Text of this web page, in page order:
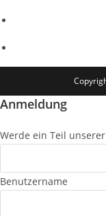
Anmeldung
Werde ein Teil
Benutzername